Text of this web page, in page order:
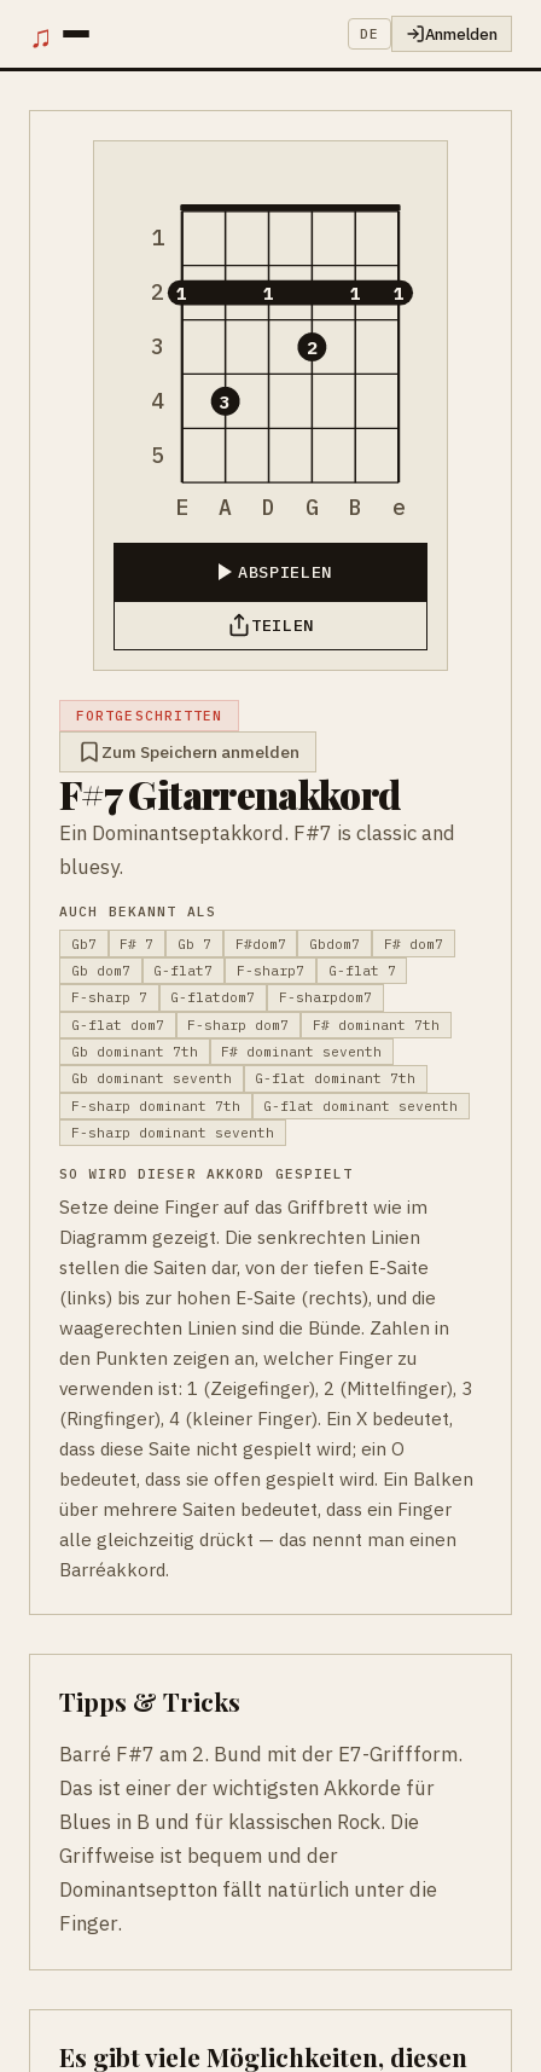
♫ DE Anmelden
1
2
3
4
5
1
3
1
2
1 1
E A D G B e
ABSPIELEN
TEILEN
FORTGESCHRITTEN
Zum Speichern anmelden
F#7 Gitarrenakkord
Ein Dominantseptakkord. F#7 is classic and
bluesy.
AUCH BEKANNT ALS
Gb7
F# 7 Gb 7 F#dom7 Gbdom7
F# dom7
Gb dom7
G-flat7 F-sharp7
G-flat 7
F-sharp 7
G-flatdom7
F-sharpdom7
G-flat dom7
F-sharp dom7
F# dominant 7th
Gb dominant 7th
F# dominant seventh
Gb dominant seventh
G-flat dominant 7th
F-sharp dominant 7th
G-flat dominant seventh
F-sharp dominant seventh
SO WIRD DIESER AKKORD GESPIELT
Setze deine Finger auf das Griffbrett wie im
Diagramm gezeigt. Die senkrechten Linien
stellen die Saiten dar, von der tiefen E-Saite
(links) bis zur hohen E-Saite (rechts), und die
waagerechten Linien sind die Bünde. Zahlen in
den Punkten zeigen an, welcher Finger zu
verwenden ist: 1 (Zeigefinger), 2 (Mittelfinger), 3
(Ringfinger), 4 (kleiner Finger). Ein X bedeutet,
dass diese Saite nicht gespielt wird; ein O
bedeutet, dass sie offen gespielt wird. Ein Balken
über mehrere Saiten bedeutet, dass ein Finger
alle gleichzeitig drückt — das nennt man einen
Barréakkord.
Tipps & Tricks
Barré F#7 am 2. Bund mit der E7-Griffform.
Das ist einer der wichtigsten Akkorde für
Blues in B und für klassischen Rock. Die
Griffweise ist bequem und der
Dominantseptton fällt natürlich unter die
Finger.
Es gibt viele Möglichkeiten, diesen